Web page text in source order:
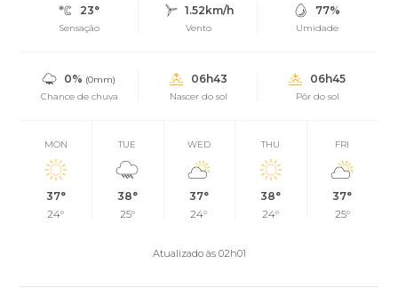
23°
Sensação
1.52km/h
Vento
77%
Umidade
0% (0mm)
Chance de chuva
06h43
Nascer do sol
06h45
Pôr do sol
MON
37°
24°
TUE
38°
25°
WED
37°
24°
THU
38°
24°
FRI
37°
25°
Atualizado às 02h01